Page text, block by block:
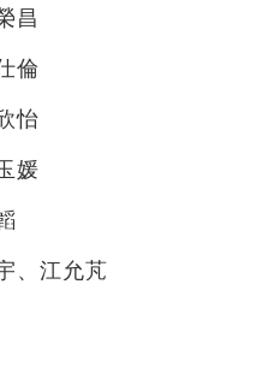
昌
倫
怡
媛
、江允芃